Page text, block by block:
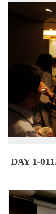
DAY 1-